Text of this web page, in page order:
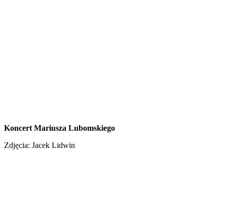
Koncert Mariusza Lubomskiego
Zdjęcia: Jacek Lidwin